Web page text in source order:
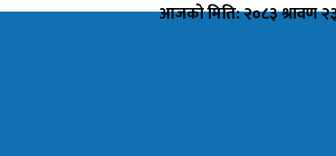
आजको मिति: २०८३ श्रावण